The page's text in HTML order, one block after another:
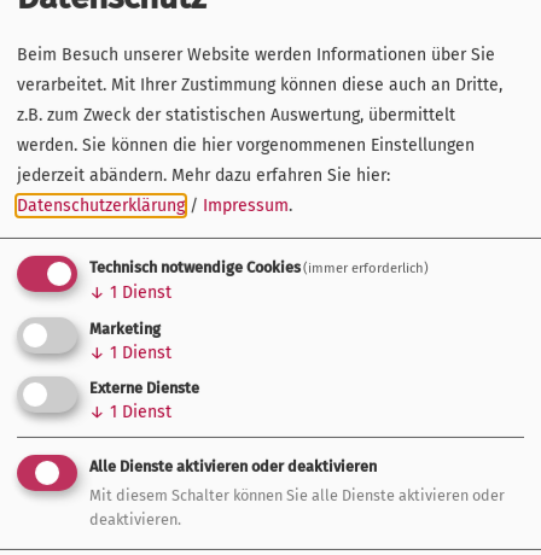
Titel
Vorname*
Nachname*
Firma*
Straße*
Beim Besuch unserer Website werden Informationen über Sie
verarbeitet. Mit Ihrer Zustimmung können diese auch an Dritte,
z.B. zum Zweck der statistischen Auswertung, übermittelt
werden. Sie können die hier vorgenommenen Einstellungen
jederzeit abändern. Mehr dazu erfahren Sie hier:
Datenschutzerklärung / Impressum.
Technisch notwendige Cookies(immer erforderlich)
↓ 1 Dienst
Marketing
↓ 1 Dienst
Externe Dienste
↓ 1 Dienst
Alle Dienste aktivieren oder deaktivieren
Mit diesem Schalter können Sie alle Dienste aktivieren oder
deaktivieren.